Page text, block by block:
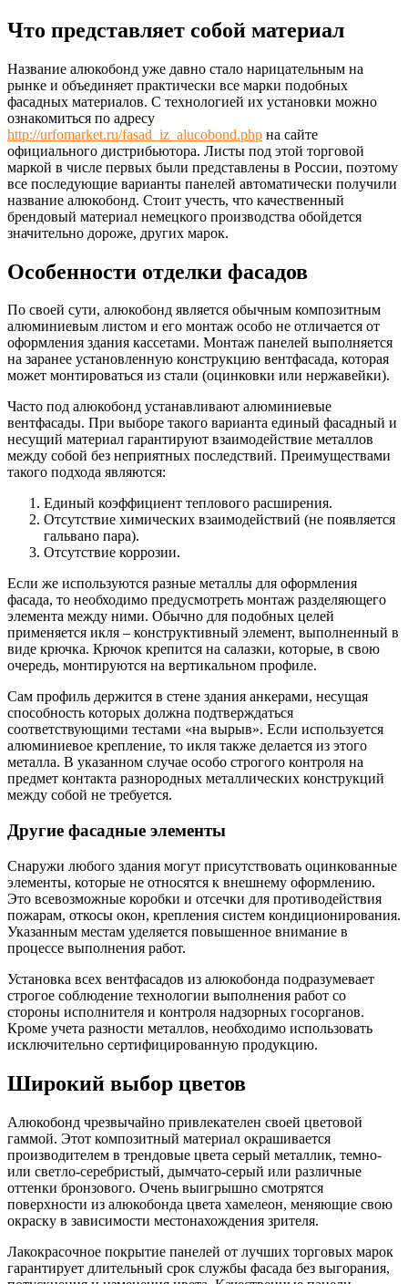
Что представляет собой материал
Название алюкобонд уже давно стало нарицательным на
рынке и объединяет практически все марки подобных
фасадных материалов. С технологией их установки можно
ознакомиться по адресу
http://urfomarket.ru/fasad_iz_alucobond.php на сайте
официального дистрибьютора. Листы под этой торговой
маркой в числе первых были представлены в России, поэтому
все последующие варианты панелей автоматически получили
название алюкобонд. Стоит учесть, что качественный
брендовый материал немецкого производства обойдется
значительно дороже, других марок.
Особенности отделки фасадов
По своей сути, алюкобонд является обычным композитным
алюминиевым листом и его монтаж особо не отличается от
оформления здания кассетами. Монтаж панелей выполняется
на заранее установленную конструкцию вентфасада, которая
может монтироваться из стали (оцинковки или нержавейки).
Часто под алюкобонд устанавливают алюминиевые
вентфасады. При выборе такого варианта единый фасадный и
несущий материал гарантируют взаимодействие металлов
между собой без неприятных последствий. Преимуществами
такого подхода являются:
Единый коэффициент теплового расширения.
Отсутствие химических взаимодействий (не появляется
гальвано пара).
Отсутствие коррозии.
Если же используются разные металлы для оформления
фасада, то необходимо предусмотреть монтаж разделяющего
элемента между ними. Обычно для подобных целей
применяется икля – конструктивный элемент, выполненный в
виде крючка. Крючок крепится на салазки, которые, в свою
очередь, монтируются на вертикальном профиле.
Сам профиль держится в стене здания анкерами, несущая
способность которых должна подтверждаться
соответствующими тестами «на вырыв». Если используется
алюминиевое крепление, то икля также делается из этого
металла. В указанном случае особо строгого контроля на
предмет контакта разнородных металлических конструкций
между собой не требуется.
Другие фасадные элементы
Снаружи любого здания могут присутствовать оцинкованные
элементы, которые не относятся к внешнему оформлению.
Это всевозможные коробки и отсечки для противодействия
пожарам, откосы окон, крепления систем кондиционирования.
Указанным местам уделяется повышенное внимание в
процессе выполнения работ.
Установка всех вентфасадов из алюкобонда подразумевает
строгое соблюдение технологии выполнения работ со
стороны исполнителя и контроля надзорных госорганов.
Кроме учета разности металлов, необходимо использовать
исключительно сертифицированную продукцию.
Широкий выбор цветов
Алюкобонд чрезвычайно привлекателен своей цветовой
гаммой. Этот композитный материал окрашивается
производителем в трендовые цвета серый металлик, темно-
или светло-серебристый, дымчато-серый или различные
оттенки бронзового. Очень выигрышно смотрятся
поверхности из алюкобонда цвета хамелеон, меняющие свою
окраску в зависимости местонахождения зрителя.
Лакокрасочное покрытие панелей от лучших торговых марок
гарантирует длительный срок службы фасада без выгорания,